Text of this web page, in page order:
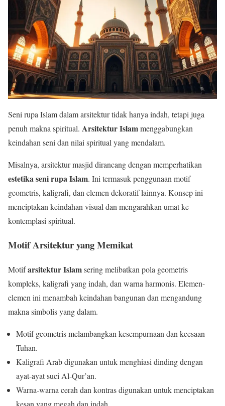
Seni rupa Islam dalam arsitektur tidak hanya indah, tetapi juga
penuh makna spiritual. Arsitektur Islammenggabungkan
keindahan seni dan nilai spiritual yang mendalam.
Misalnya, arsitektur masjid dirancang dengan memperhatikan
estetika seni rupa Islam. Ini termasuk penggunaan motif
geometris, kaligrafi, dan elemen dekoratif lainnya. Konsep ini
menciptakan keindahan visual dan mengarahkan umat ke
kontemplasi spiritual.
Motif Arsitektur yang Memikat
Motifarsitektur Islamsering melibatkan pola geometris
kompleks, kaligrafi yang indah, dan warna harmonis. Elemen-
elemen ini menambah keindahan bangunan dan mengandung
makna simbolis yang dalam.
Motif geometris melambangkan kesempurnaan dan keesaan
Tuhan.
Kaligrafi Arab digunakan untuk menghiasi dinding dengan
ayat-ayat suci Al-Qur’an.
Warna-warna cerah dan kontras digunakan untuk menciptakan
kesan yang megah dan indah.